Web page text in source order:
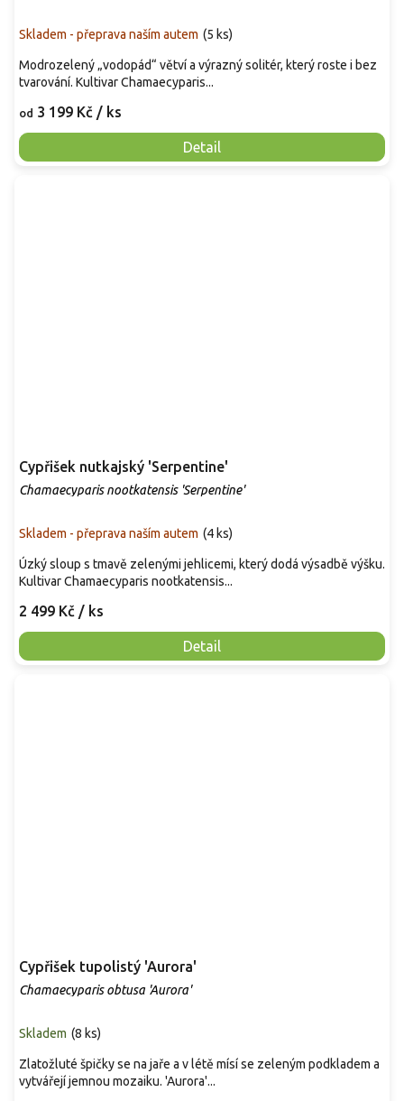
Skladem - přeprava naším autem (5 ks)
od 3 199 Kč / ks
Detail
Modrozelený „vodopád“ větví a výrazný solitér, který roste i bez
tvarování. Kultivar Chamaecyparis...
Cypřišek nutkajský 'Serpentine'
Chamaecyparis nootkatensis 'Serpentine'
Skladem - přeprava naším autem (4 ks)
2 499 Kč / ks
Detail
Úzký sloup s tmavě zelenými jehlicemi, který dodá výsadbě výšku.
Kultivar Chamaecyparis nootkatensis...
Cypřišek tupolistý 'Aurora'
Chamaecyparis obtusa 'Aurora'
Skladem (8 ks)
Zlatožluté špičky se na jaře a v létě mísí se zeleným podkladem a
vytvářejí jemnou mozaiku. 'Aurora'...